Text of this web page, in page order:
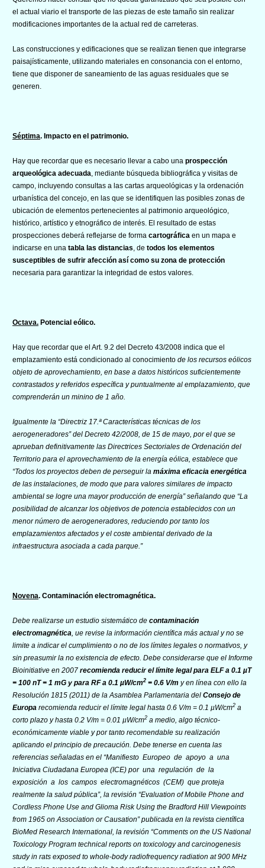
el actual viario el transporte de las piezas de este tamaño sin realizar
modificaciones importantes de la actual red de carreteras.
Las construcciones y edificaciones que se realizan tienen que integrarse
paisajísticamente, utilizando materiales en consonancia con el entorno,
tiene que disponer de saneamiento de las aguas residuales que se
generen.
Séptima. Impacto en el patrimonio.
Hay que recordar que es necesario llevar a cabo una prospección
arqueológica adecuada , mediante búsqueda bibliográfica y visitas de
campo, incluyendo consultas a las cartas arqueológicas y la ordenación
urbanística del concejo, en las que se identifiquen las posibles zonas de
ubicación de elementos pertenecientes al patrimonio arqueológico,
histórico, artístico y etnográfico de interés. El resultado de estas
prospecciones deberá reflejarse de forma cartográfica en un mapa e
indicarse en una tabla las distancias , de todos los elementos
susceptibles de sufrir afección así como su zona de protección
necesaria para garantizar la integridad de estos valores.
Octava. Potencial eólico.
Hay que recordar que el Art. 9.2 del Decreto 43/2008 indica que el
emplazamiento está condicionado al conocimiento de los recursos eólicos
objeto de aprovechamiento, en base a datos históricos suficientemente
contrastados y referidos específica y puntualmente al emplazamiento, que
comprenderán un minino de 1 año.
Igualmente la “Directriz 17.ª Características técnicas de los
aerogeneradores” del Decreto 42/2008, de 15 de mayo, por el que se
aprueban definitivamente las Directrices Sectoriales de Ordenación del
Territorio para el aprovechamiento de la energía eólica, establece que
“Todos los proyectos deben de perseguir la máxima eficacia energética
de las instalaciones, de modo que para valores similares de impacto
ambiental se logre una mayor producción de energía” señalando que “La
posibilidad de alcanzar los objetivos de potencia establecidos con un
menor número de aerogeneradores, reduciendo por tanto los
emplazamientos afectados y el coste ambiental derivado de la
infraestructura asociada a cada parque.”
Novena. Contaminación electromagnética.
Debe realizarse un estudio sistemático de contaminación
electromagnética , ue revise la información científica más actual y no se
limite a indicar el cumplimiento o no de los límites legales o normativos, y
sin preasumir la no existencia de efecto. Debe considerarse que el Informe
Bioinitiative en 2007 recomienda reducir el límite legal para ELF a 0.1 µT
= 100 nT = 1 mG y para RF a 0.1 µW/cm2 = 0.6 V/m y en línea con ello la
Resolución 1815 (2011) de la Asamblea Parlamentaria del Consejo de
Europa recomienda reducir el límite legal hasta 0.6 V/m = 0.1 µW/cm2 a
corto plazo y hasta 0.2 V/m = 0.01 µW/cm2 a medio, algo técnico-
económicamente viable y por tanto recomendable su realización
aplicando el principio de precaución. Debe tenerse en cuenta las
referencias señaladas en el “Manifiesto Europeo de apoyo a una
Iniciativa Ciudadana Europea (ICE) por una regulación de la
exposición a los campos electromagnéticos (CEM) que proteja
realmente la salud pública”, la revisión “Evaluation of Mobile Phone and
Cordless Phone Use and Glioma Risk Using the Bradford Hill Viewpoints
from 1965 on Association or Causation” publicada en la revista científica
BioMed Research International , la revisión “Comments on the US National
Toxicology Program technical reports on toxicology and carcinogenesis
study in rats exposed to whole-body radiofrequency radiation at 900 MHz